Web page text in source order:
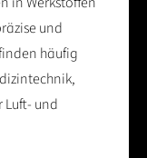
und
häufig
und